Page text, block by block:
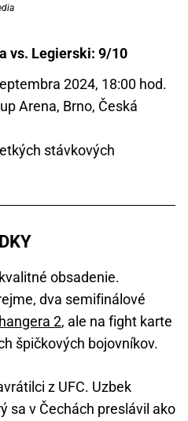
vs. Legierski: 9/10
2024, 18:00 hod.
Arena, Brno, Česká
stávkových
obsadenie.
dva semifinálové
2, ale na fight karte
špičkových bojovníkov.
z UFC. Uzbek
sa v Čechách preslávil ako